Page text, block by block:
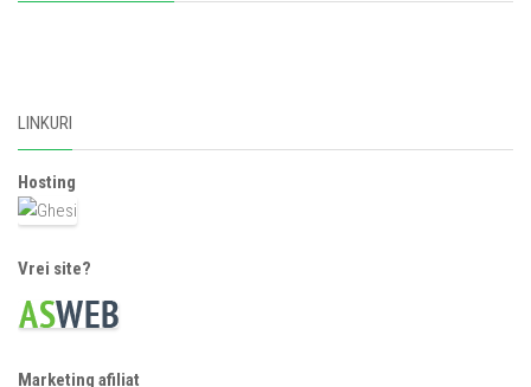
LINKURI
Hosting
Vrei site?
Marketing afiliat